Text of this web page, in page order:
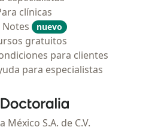
clínicas
Notes
nuevo
gratuitos
para clientes
para especialistas
Doctoralia - Página de inicio
México S.A. de C.V.